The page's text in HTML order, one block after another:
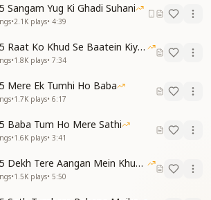
fortune dwell,
loving heart.
sings His name,
Baba,” from the start.
Sangam Yug Ki Ghadi Suhani
•2.1K plays• 4:39
01-10-2025 Raat Ko Khud Se Baatein Kiya Kijiye
•1.8K plays• 7:34
Mere Ek Tumhi Ho Baba
•1.7K plays• 6:17
Baba Tum Ho Mere Sathi
•1.6K plays• 3:41
31-08-2025 Dekh Tere Aangan Mein Khud Bhagwan
•1.5K plays• 5:50